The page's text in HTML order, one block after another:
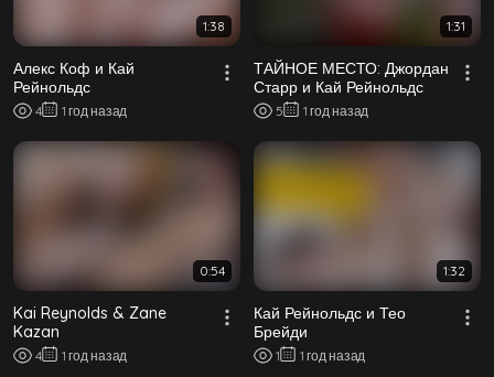
1:38
Алекс Коф и Кай
Рейнольдс
4 1 год назад
1:31
ТАЙНОЕ МЕСТО: Джордан
Старр и Кай Рейнольдс
5 1 год назад
0:54
Kai Reynolds & Zane
Kazan
4 1 год назад
1:32
Кай Рейнольдс и Тео
Брейди
1 1 год назад